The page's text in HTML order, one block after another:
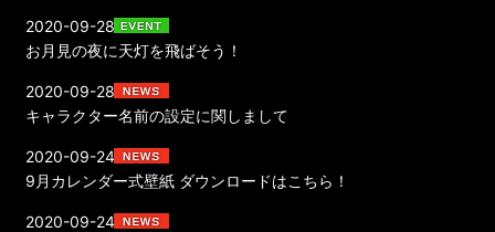
お月見の夜に天灯を飛ばそう！
2020-09-28
キャラクター名前の設定に関しまして
2020-09-28
9月カレンダー式壁紙 ダウンロードはこちら！
2020-09-24
2020-09-24